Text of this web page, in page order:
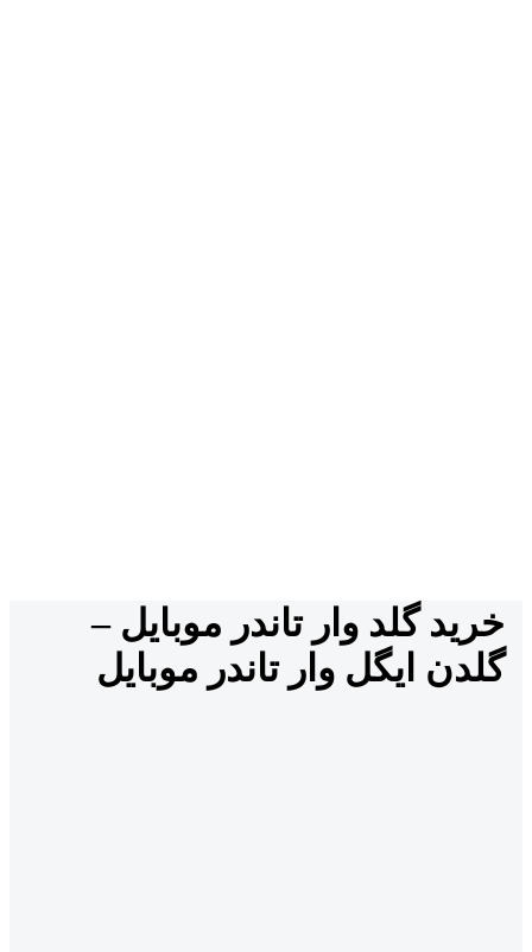
خرید گلد وار تاندر موبایل –
گلدن ایگل وار تاندر موبایل